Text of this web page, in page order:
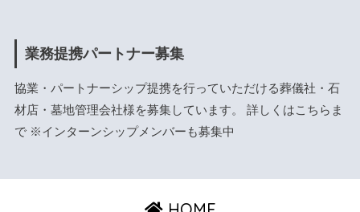
業務提携パートナー募集
協業・パートナーシップ提携を行っていただける葬儀社・石
材店・墓地管理会社様を募集しています。 詳しくはこちら ま
で ※インターンシップメンバーも募集中